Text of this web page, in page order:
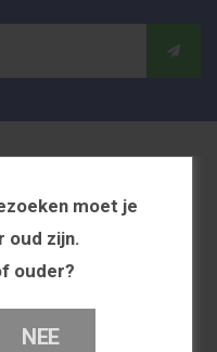
moet je
oud zijn.
ouder?
NEE